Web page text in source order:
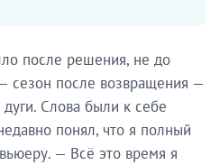
после решения, не до
сезон после возвращения —
Слова были к себе
понял, что я полный
— Всё это время я